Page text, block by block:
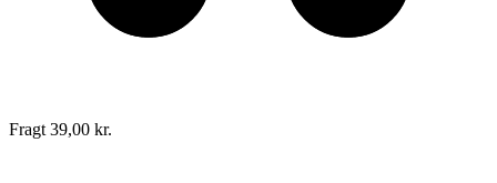
Fragt 39,00 kr.